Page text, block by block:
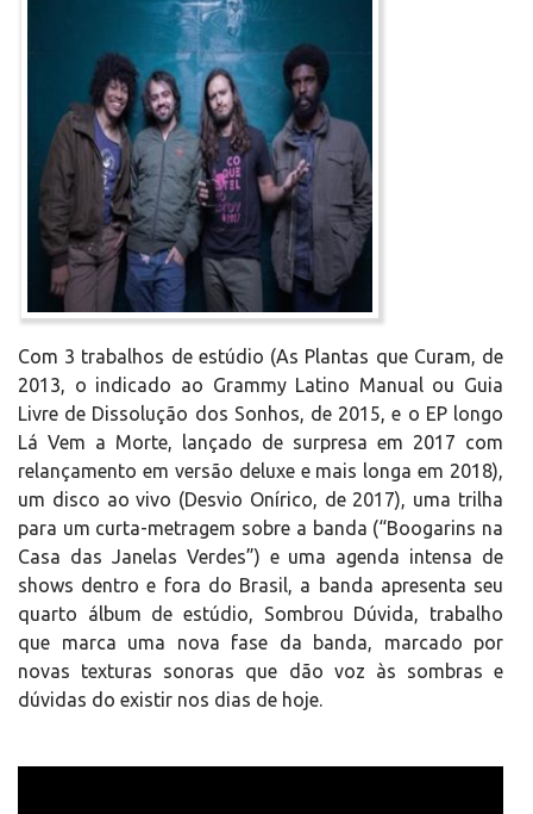
Com 3 trabalhos de estúdio (As Plantas que Curam, de
2013, o indicado ao Grammy Latino Manual ou Guia
Livre de Dissolução dos Sonhos, de 2015, e o EP longo
Lá Vem a Morte, lançado de surpresa em 2017 com
relançamento em versão deluxe e mais longa em 2018),
um disco ao vivo (Desvio Onírico, de 2017), uma trilha
para um curta-metragem sobre a banda (“Boogarins na
Casa das Janelas Verdes”) e uma agenda intensa de
shows dentro e fora do Brasil, a banda apresenta seu
quarto álbum de estúdio, Sombrou Dúvida, trabalho
que marca uma nova fase da banda, marcado por
novas texturas sonoras que dão voz às sombras e
dúvidas do existir nos dias de hoje.